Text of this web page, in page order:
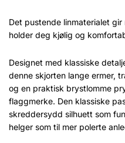
Det pustende linmaterialet
holder deg kjølig og
Designet med klassiske
denne skjorten lange ermer,
og en praktisk brystlomme
flaggmerke. Den klassiske
skreddersydd silhuett som
helger som til mer polerte